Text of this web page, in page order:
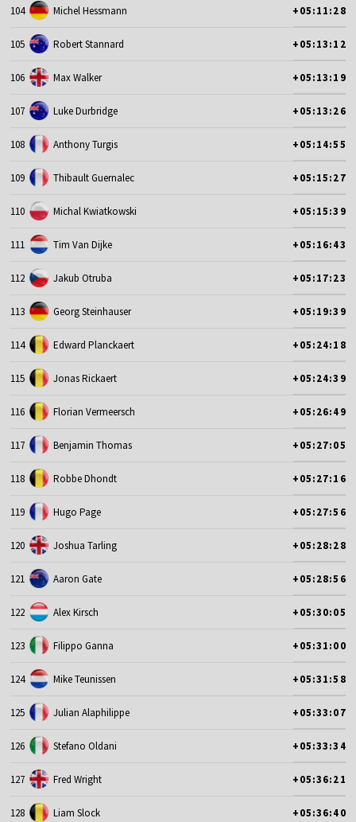
104 Michel Hessmann +05:11:28
105 Robert Stannard +05:13:12
106 Max Walker +05:13:19
107 Luke Durbridge +05:13:26
108 Anthony Turgis +05:14:55
109 Thibault Guernalec +05:15:27
110 Michal Kwiatkowski +05:15:39
111 Tim Van Dijke +05:16:43
112 Jakub Otruba +05:17:23
113 Georg Steinhauser +05:19:39
114 Edward Planckaert +05:24:18
115 Jonas Rickaert +05:24:39
116 Florian Vermeersch +05:26:49
117 Benjamin Thomas +05:27:05
118 Robbe Dhondt +05:27:16
119 Hugo Page +05:27:56
120 Joshua Tarling +05:28:28
121 Aaron Gate +05:28:56
122 Alex Kirsch +05:30:05
123 Filippo Ganna +05:31:00
124 Mike Teunissen +05:31:58
125 Julian Alaphilippe +05:33:07
126 Stefano Oldani +05:33:34
127 Fred Wright +05:36:21
128 Liam Slock +05:36:40